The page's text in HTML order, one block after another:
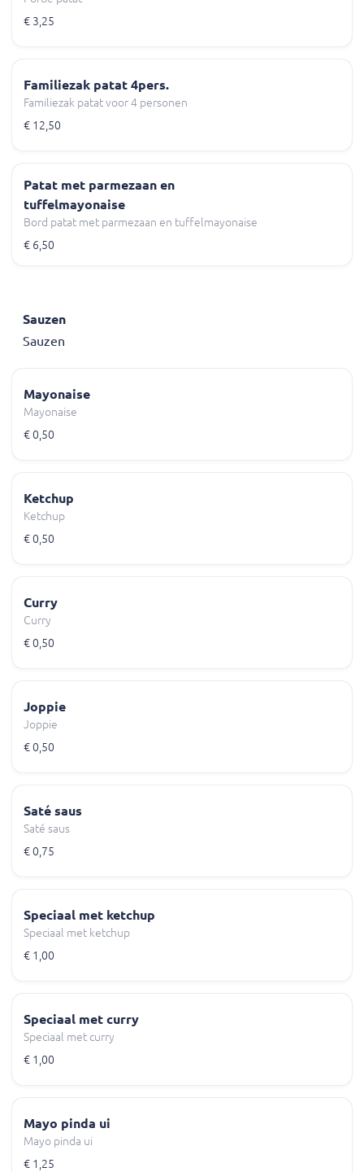
€ 3,25
Familiezak patat 4pers.
Familiezak patat voor 4 personen
€ 12,50
Patat met parmezaan en
tuffelmayonaise
Bord patat met parmezaan en tuffelmayonaise
€ 6,50
Sauzen
Sauzen
Mayonaise
Mayonaise
€ 0,50
Ketchup
Ketchup
€ 0,50
Curry
Curry
€ 0,50
Joppie
Joppie
€ 0,50
Saté saus
Saté saus
€ 0,75
Speciaal met ketchup
Speciaal met ketchup
€ 1,00
Speciaal met curry
Speciaal met curry
€ 1,00
Mayo pinda ui
Mayo pinda ui
€ 1,25